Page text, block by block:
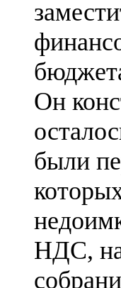
Он
были
НДС,